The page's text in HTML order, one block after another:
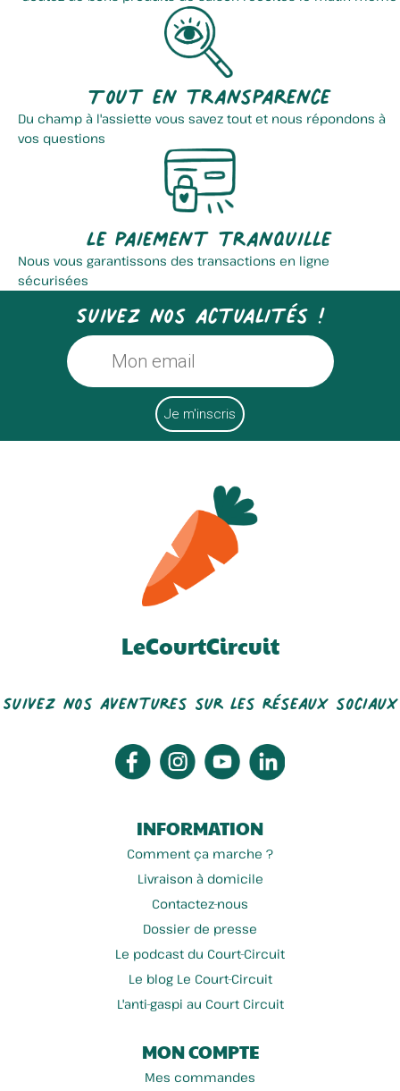
Tout en transparence
Du champ à l'assiette vous savez tout et nous répondons à
vos questions
Le paiement tranquille
Nous vous garantissons des transactions en ligne
sécurisées
Suivez nos actualités !
LeCourtCircuit
Suivez nos aventures sur les réseaux sociaux
INFORMATION
Comment ça marche ?
Livraison à domicile
Contactez-nous
Dossier de presse
Le podcast du Court-Circuit
Le blog Le Court-Circuit
L'anti-gaspi au Court Circuit
MON COMPTE
Mes commandes